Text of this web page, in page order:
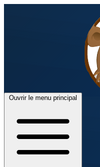
Ouvrir le menu principal